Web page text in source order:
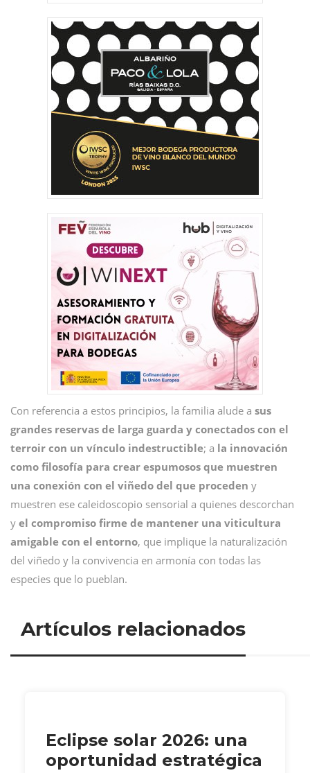
Con referencia a estos principios, la familia alude a sus
grandes reservas de larga guarda y conectados con el
terroir con un vínculo indestructible; a la innovación
como filosofía para crear espumosos que muestren
una conexión con el viñedo del que proceden y
muestren ese caleidoscopio sensorial a quienes descorchan
y el compromiso firme de mantener una viticultura
amigable con el entorno, que implique la naturalización
del viñedo y la convivencia en armonía con todas las
especies que lo pueblan.
Artículos relacionados
Eclipse solar 2026: una
oportunidad estratégica